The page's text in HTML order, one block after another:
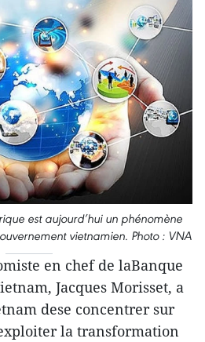
est aujourd’hui un phénomène
vietnamien. Photo : VNA
en chef de laBanque
Jacques Morisset, a
dese concentrer sur
la transformation